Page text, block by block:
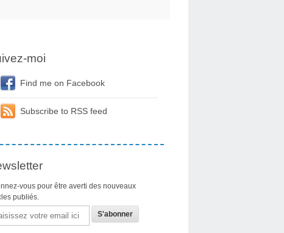
moi
Find me on Facebook
Subscribe to RSS feed
vous pour être averti des nouveaux
publiés.